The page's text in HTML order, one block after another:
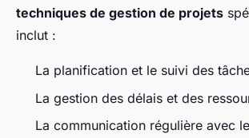
techniques de gestion de projets
inclut :
La planification et le suivi des
La gestion des délais et des
La communication régulière avec